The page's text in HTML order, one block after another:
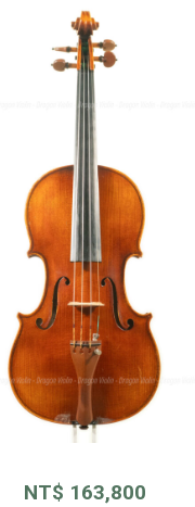
NT$ 163,800